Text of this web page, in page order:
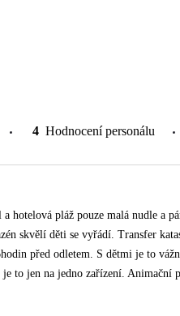
4 Hodnocení personálu
malá nudle a pár lehátek. Pokoj hrozný jsme 4 a vůbec
dětmi je to vážně opruz. Pozor na wifi je placená a myslela
to jen na jedno zařízení. Animační